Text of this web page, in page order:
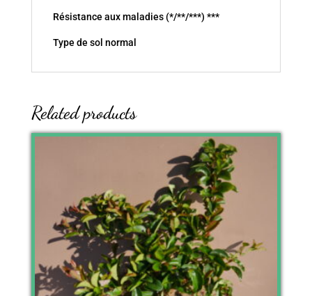
Résistance aux maladies (*/**/***) ***
Type de sol normal
Related products